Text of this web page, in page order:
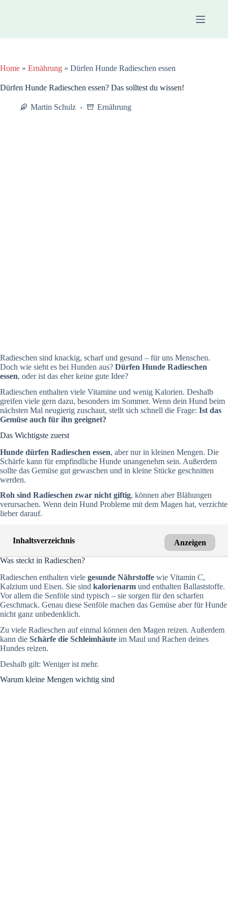
Home » Ernährung » Dürfen Hunde Radieschen essen
Dürfen Hunde Radieschen essen? Das solltest du wissen!
Martin Schulz Ernährung
Radieschen sind knackig, scharf und gesund – für uns Menschen.
Doch wie sieht es bei Hunden aus? Dürfen Hunde Radieschen
essen, oder ist das eher keine gute Idee?
Radieschen enthalten viele Vitamine und wenig Kalorien. Deshalb
greifen viele gern dazu, besonders im Sommer. Wenn dein Hund beim
nächsten Mal neugierig zuschaut, stellt sich schnell die Frage: Ist das
Gemüse auch für ihn geeignet?
Das Wichtigste zuerst
Hunde dürfen Radieschen essen, aber nur in kleinen Mengen. Die
Schärfe kann für empfindliche Hunde unangenehm sein. Außerdem
sollte das Gemüse gut gewaschen und in kleine Stücke geschnitten
werden.
Roh sind Radieschen zwar nicht giftig, können aber Blähungen
verursachen. Wenn dein Hund Probleme mit dem Magen hat, verzichte
lieber darauf.
Inhaltsverzeichnis Anzeigen
Was steckt in Radieschen?
Radieschen enthalten viele gesunde Nährstoffe wie Vitamin C,
Kalzium und Eisen. Sie sind kalorienarm und enthalten Ballaststoffe.
Vor allem die Senföle sind typisch – sie sorgen für den scharfen
Geschmack. Genau diese Senföle machen das Gemüse aber für Hunde
nicht ganz unbedenklich.
Zu viele Radieschen auf einmal können den Magen reizen. Außerdem
kann die Schärfe die Schleimhäute im Maul und Rachen deines
Hundes reizen.
Deshalb gilt: Weniger ist mehr.
Warum kleine Mengen wichtig sind